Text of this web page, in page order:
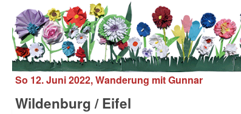
Unter dem Inhalt
So 12. Juni 2022, Wanderung mit Gunnar
Wildenburg / Eifel